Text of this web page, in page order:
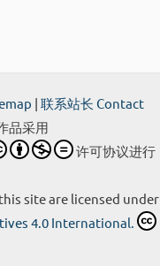
| 联系站长 Contact
品采用
许可协议进行
site are licensed under
4.0 International.